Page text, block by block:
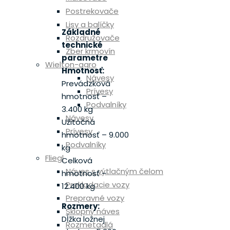
Postrekovače
Lisy a balíčky
Rozdružovače
Zber krmovín
Wielton-agro
Návesy
Prívesy
Podvalníky
Návesy
Prívesy
Podvalníky
Fliegl
Náves s výtlačným čelom
Prekladacie vozy
Prepravné vozy
Sklopný náves
Rozmetadlá
Základné
technické
parametre
Hmotnosť:
Prevádzková
hmotnosť –
3.400 kg
Užitočná
hmotnosť – 9.000
kg
Celková
hmotnosť –
12.400 kg
Rozmery:
Dĺžka ložnej